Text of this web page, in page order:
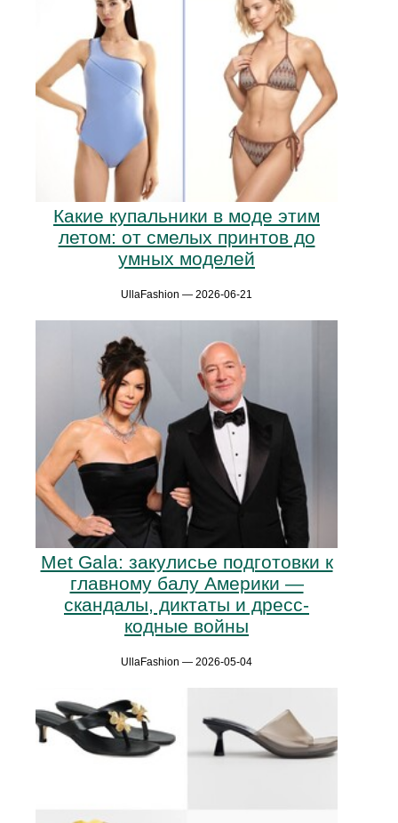
Какие купальники в моде этим
летом: от смелых принтов до
умных моделей
UllaFashion — 2026-06-21
Met Gala: закулисье подготовки к
главному балу Америки —
скандалы, диктаты и дресс-
кодные войны
UllaFashion — 2026-05-04